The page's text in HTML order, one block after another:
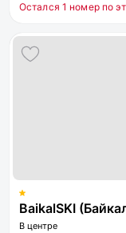
Остался 1 номер по
BaikalSKI
В центре